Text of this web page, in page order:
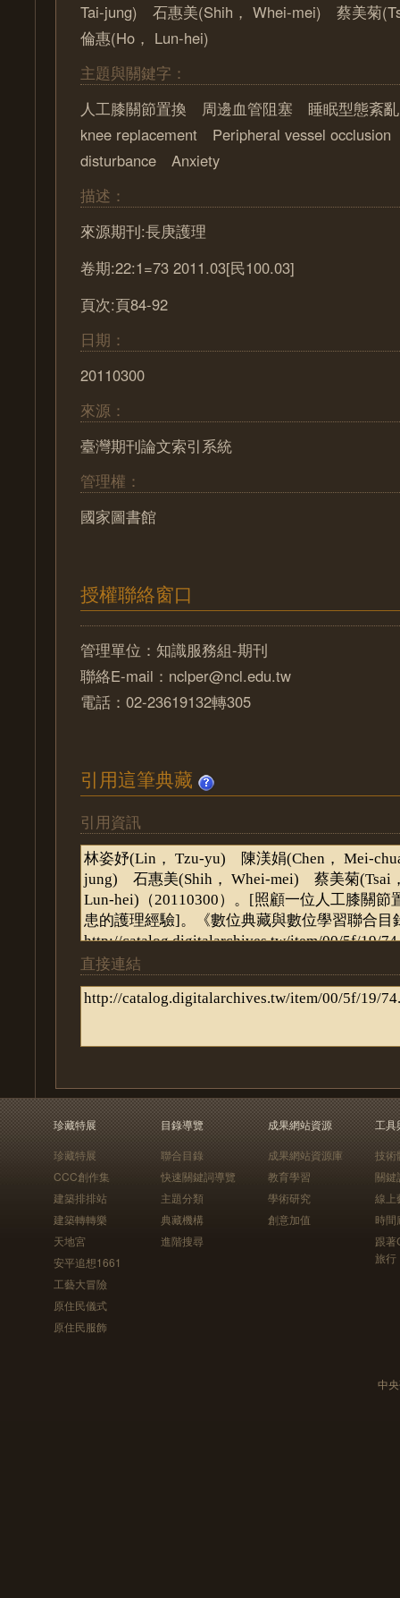
Tai-jung) 石惠美(Shih， Whei-mei) 蔡美菊
倫惠(Ho， Lun-hei)
主題與關鍵字：
人工膝關節置換 周邊血管阻塞 睡眠型態
knee replacement Peripheral vessel
disturbance Anxiety
描述：
來源期刊:長庚護理
卷期:22:1=73 2011.03[民100.03]
頁次:頁84-92
日期：
20110300
來源：
臺灣期刊論文索引系統
管理權：
國家圖書館
授權聯絡窗口
管理單位：知識服務組-期刊
聯絡E-mail：nclper@ncl.edu.tw
電話：02-23619132轉305
引用這筆典藏
引用資訊
直接連結
珍藏特展
珍藏特展
CCC創作集
建築排排站
建築轉轉樂
天地宮
安平追想1661
工藝大冒險
原住民儀式
原住民服飾
目錄導覽
聯合目錄
快速關鍵詞導覽
主題分類
典藏機構
進階搜尋
成果網站資源
成果網站資源庫
教育學習
學術研究
創意加值
工具
技術
關鍵
線上
時間
跟
旅行
中